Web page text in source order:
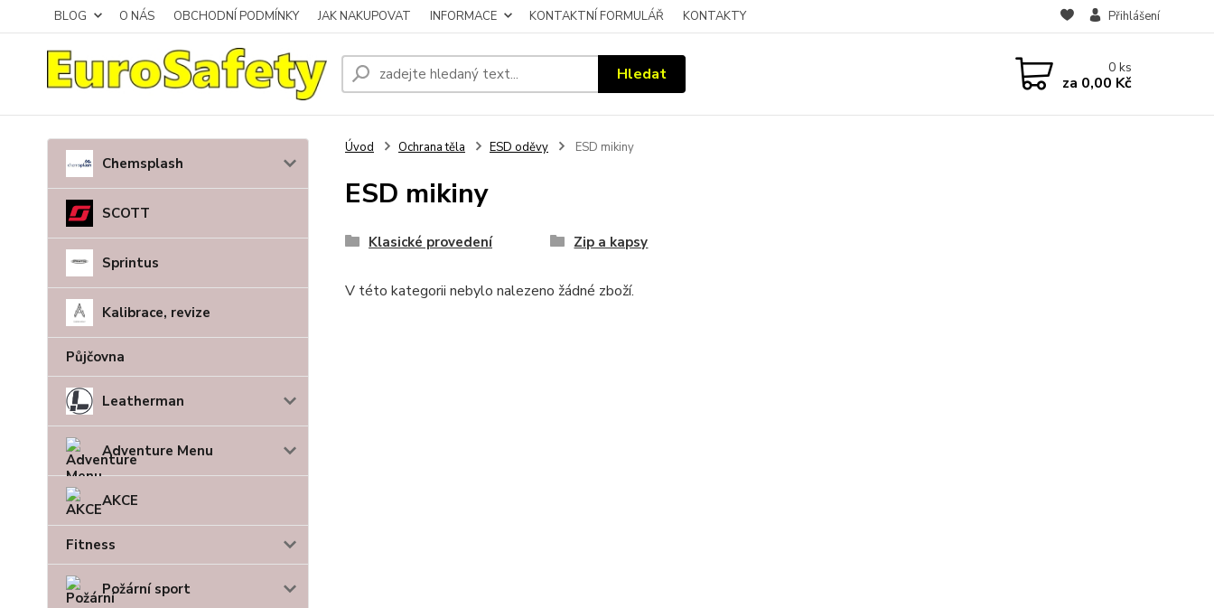
BLOG O NÁS OBCHODNÍ PODMÍNKY JAK NAKUPOVAT INFORMACE KONTAKTNÍ FORMULÁŘ KONTAKTY Přihlášení
Hledat 0ks
za 0,00 Kč
Chemsplash
SCOTT
Sprintus
Kalibrace, revize
Půjčovna
Leatherman
Adventure Menu
AKCE
Fitness
Požární sport
Úvod Ochrana těla ESD oděvy ESD mikiny
ESD mikiny
Klasické provedení Zip a kapsy
V této kategorii nebylo nalezeno žádné zboží.